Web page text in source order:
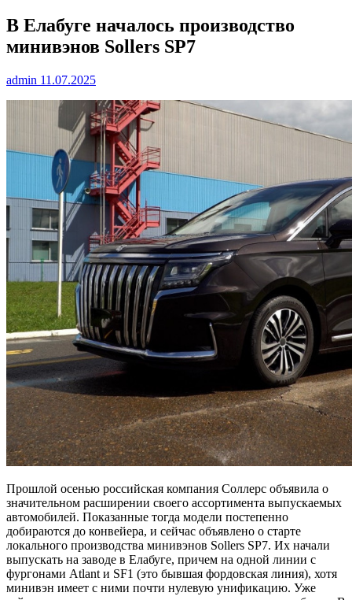
В Елабуге началось производство
минивэнов Sollers SP7
admin 11.07.2025
Прошлой осенью российская компания Соллерс объявила о
значительном расширении своего ассортимента выпускаемых
автомобилей. Показанные тогда модели постепенно
добираются до конвейера, и сейчас объявлено о старте
локального производства минивэнов Sollers SP7. Их начали
выпускать на заводе в Елабуге, причем на одной линии с
фургонами Atlant и SF1 (это бывшая фордовская линия), хотя
минивэн имеет с ними почти нулевую унификацию. Уже